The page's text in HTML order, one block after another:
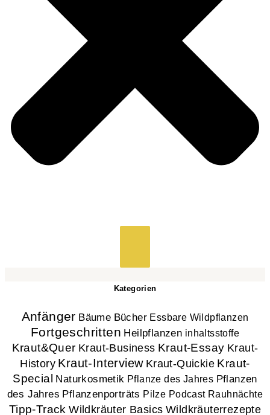
Kategorien
Anfänger Bäume Bücher Essbare Wildpflanzen
Fortgeschritten Heilpflanzen inhaltsstoffe
Kraut&Quer Kraut-Business Kraut-Essay Kraut-
History Kraut-Interview Kraut-Quickie Kraut-
Special Naturkosmetik Pflanze des Jahres Pflanzen
des Jahres Pflanzenporträts Pilze Podcast Rauhnächte
Tipp-Track Wildkräuter Basics Wildkräuterrezepte